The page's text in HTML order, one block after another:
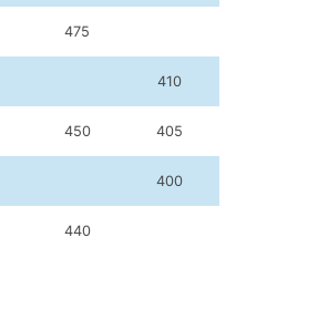
475
410
450 405
400
440